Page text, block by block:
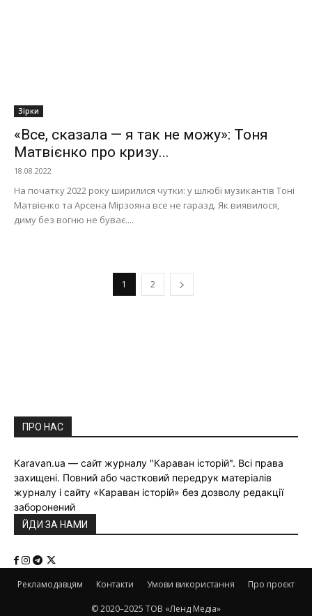
Зірки
«Все, сказала — я так не можу»: Тоня
Матвієнко про кризу...
18.08.2022
На початку 2022 року ширилися чутки: у шлюбі музикантів Тоні
Матвієнко та Арсена Мірзояна все не гаразд. Як виявилося,
диму без вогню не буває....
1 2
ПРО НАС
Karavan.ua — сайт журналу "Караван історій". Всі права
захищені. Повний або частковий передрук матеріалів
журналу і сайту «Караван історій» без дозволу редакції
заборонений
ЙДИ ЗА НАМИ
Рекламодавцям Контакти Умови використання Про проєкт
© 2020–2025 ТОВ «Ленд Медіа»